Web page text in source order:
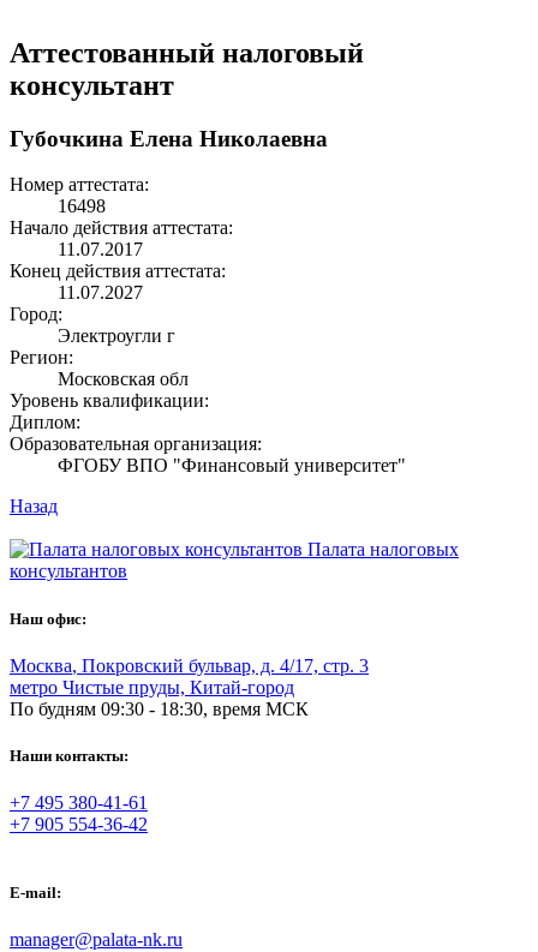
Аттестованный налоговый
консультант
Губочкина Елена Николаевна
Номер аттестата:
16498
Начало действия аттестата:
11.07.2017
Конец действия аттестата:
11.07.2027
Город:
Электроугли г
Регион:
Московская обл
Уровень квалификации:
Диплом:
Образовательная организация:
ФГОБУ ВПО "Финансовый университет"
Назад
Палата налоговых
консультантов
Наш офис:
Москва, Покровский бульвар, д. 4/17, стр. 3
метро Чистые пруды, Китай-город
По будням 09:30 - 18:30, время МСК
Наши контакты:
+7 495 380-41-61
+7 905 554-36-42
E-mail:
manager@palata-nk.ru